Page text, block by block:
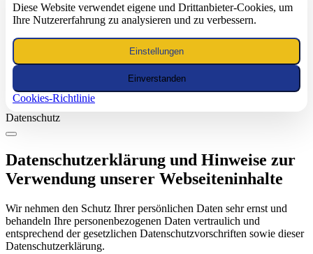
Diese Website verwendet eigene und Drittanbieter-Cookies, um
Ihre Nutzererfahrung zu analysieren und zu verbessern.
Einstellungen
Einverstanden
Cookies-Richtlinie
Datenschutz
Datenschutzerklärung und Hinweise zur
Verwendung unserer Webseiteninhalte
Wir nehmen den Schutz Ihrer persönlichen Daten sehr ernst und
behandeln Ihre personenbezogenen Daten vertraulich und
entsprechend der gesetzlichen Datenschutzvorschriften sowie dieser
Datenschutzerklärung.